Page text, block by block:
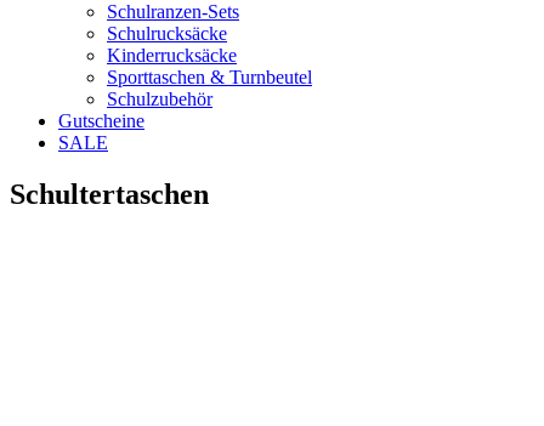
Schulranzen-Sets
Schulrucksäcke
Kinderrucksäcke
Sporttaschen & Turnbeutel
Schulzubehör
Gutscheine
SALE
Schultertaschen